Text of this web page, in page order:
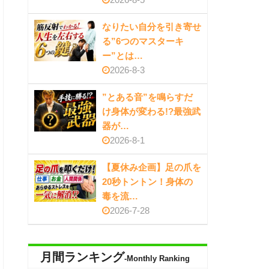
なりたい自分を引き寄せ
る”6つのマスターキ
ー”とは…
2026-8-3
”とある音”を鳴らすだ
け身体が変わる!?最強武
器が…
2026-8-1
【夏休み企画】足の爪を
20秒トントン！身体の
毒を流…
2026-7-28
月間ランキング-Monthly Ranking